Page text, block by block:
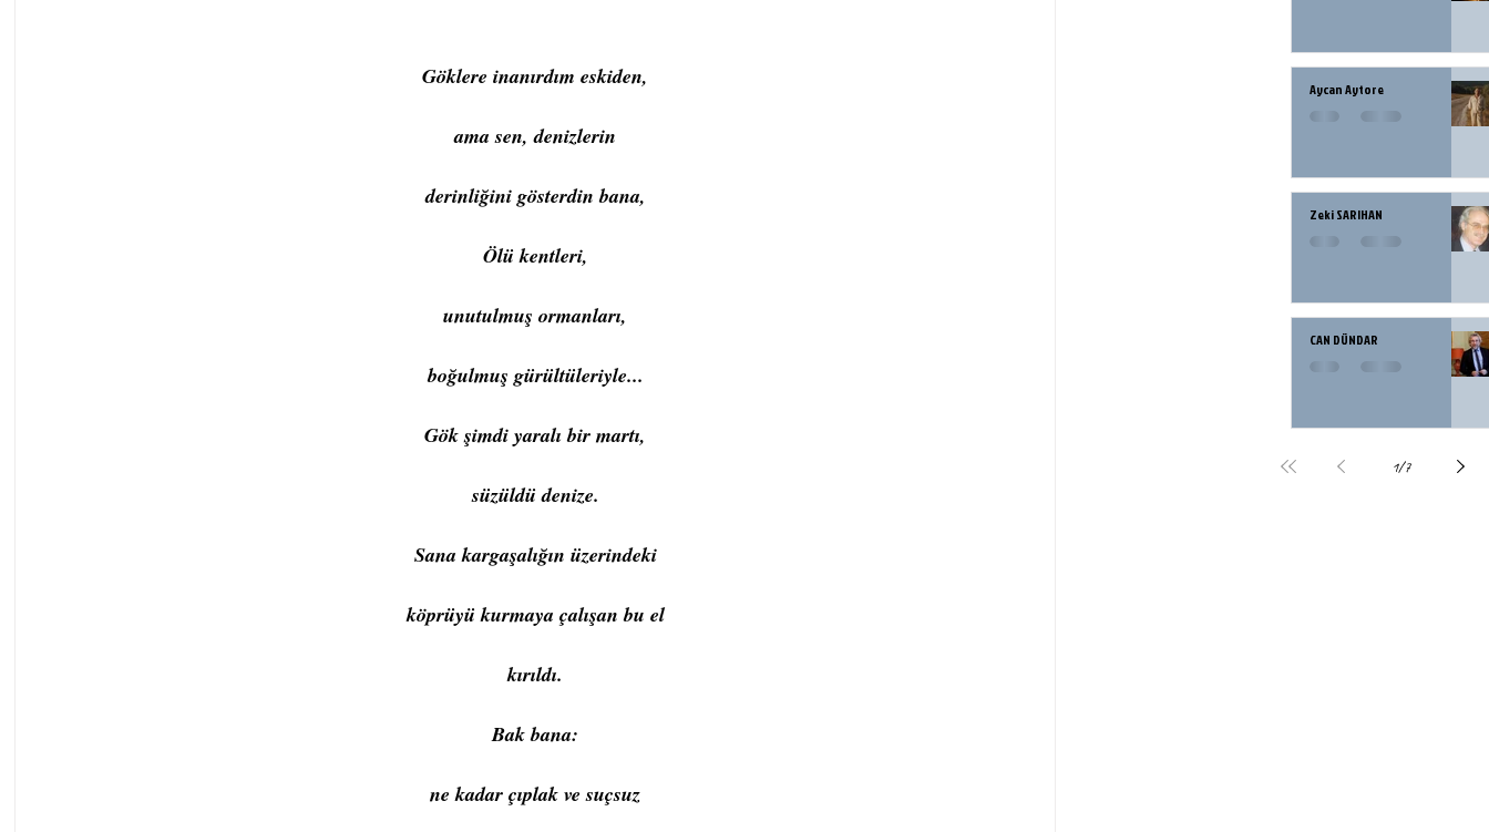
Göklere inanırdım eskiden,
ama sen, denizlerin
derinliğini gösterdin bana,
Ölü kentleri,
unutulmuş ormanları,
boğulmuş gürültüleriyle...
Gök şimdi yaralı bir martı,
süzüldü denize.
Sana kargaşalığın üzerindeki
köprüyü kurmaya çalışan bu el
kırıldı.
Bak bana:
ne kadar çıplak ve suçsuz
Aycan Aytore
Zeki SARIHAN
CAN DÜNDAR
1/7